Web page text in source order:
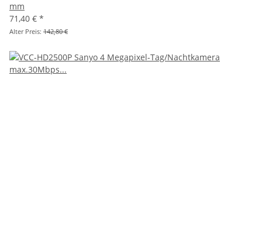
mm
71,40 € *
Alter Preis: 142,80 €